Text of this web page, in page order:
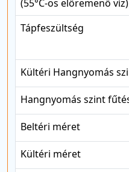
(55°C-os előremenő víz)
Tápfeszültség
Kültéri Hangnyomás
Hangnyomás szint
Beltéri méret
Kültéri méret